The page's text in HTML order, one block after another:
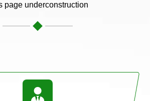
page underconstruction